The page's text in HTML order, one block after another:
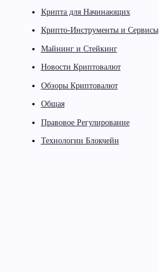
Крипта для Начинающих
Крипто-Инструменты и Сервисы
Майнинг и Стейкинг
Новости Криптовалют
Обзоры Криптовалют
Общая
Правовое Регулирование
Технологии Блокчейн